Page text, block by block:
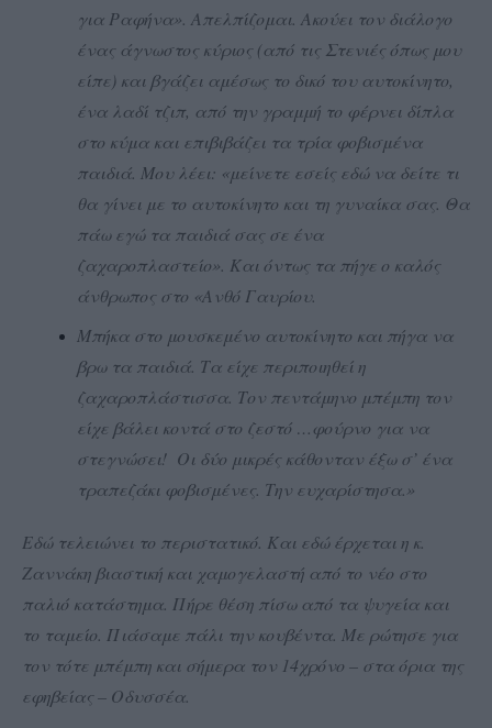
για Ραφήνα». Απελπίζομαι. Ακούει τον διάλογο
ένας άγνωστος κύριος (από τις Στενιές όπως μου
είπε) και βγάζει αμέσως το δικό του αυτοκίνητο,
ένα λαδί τζιπ, από την γραμμή το φέρνει δίπλα
στο κύμα και επιβιβάζει τα τρία φοβισμένα
παιδιά. Μου λέει: «μείνετε εσείς εδώ να δείτε τι
θα γίνει με το αυτοκίνητο και τη γυναίκα σας. Θα
πάω εγώ τα παιδιά σας σε ένα
ζαχαροπλαστείο». Και όντως τα πήγε ο καλός
άνθρωπος στο «Ανθό Γαυρίου.
Μπήκα στο μουσκεμένο αυτοκίνητο και πήγα να
βρω τα παιδιά. Τα είχε περιποιηθεί η
ζαχαροπλάστισσα. Τον πεντάμηνο μπέμπη τον
είχε βάλει κοντά στο ζεστό …φούρνο για να
στεγνώσει! Οι δύο μικρές κάθονταν έξω σ’ ένα
τραπεζάκι φοβισμένες. Την ευχαρίστησα.»
Εδώ τελειώνει το περιστατικό. Και εδώ έρχεται η κ.
Ζαννάκη βιαστική και χαμογελαστή από το νέο στο
παλιό κατάστημα. Πήρε θέση πίσω από τα ψυγεία και
το ταμείο. Πιάσαμε πάλι την κουβέντα. Με ρώτησε για
τον τότε μπέμπη και σήμερα τον 14χρόνο – στα όρια της
εφηβείας – Οδυσσέα.